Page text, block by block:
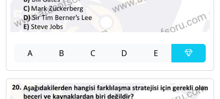
A B C D E